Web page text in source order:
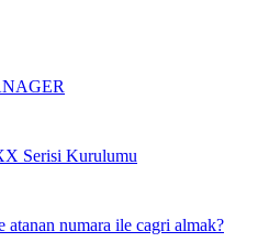
Serisi Kurulumu
atanan numara ile cagri almak?